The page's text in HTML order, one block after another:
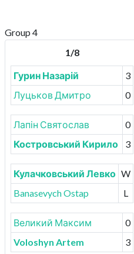
Group 4
1/8
Гурин Назарій
3
Луцьков Дмитро
0
Лапін Святослав
0
Костровський Кирило
3
Кулачковський Левко W
Banasevych Ostap
L
Великий Максим
0
Voloshyn Artem
3